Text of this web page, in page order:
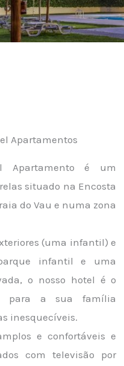
Apartamentos
Apartamento é um
situado na Encosta
do Vau e numa zona
(uma infantil) e
infantil e uma
o nosso hotel é o
a sua família
inesquecíveis.
e confortáveis e
com televisão por